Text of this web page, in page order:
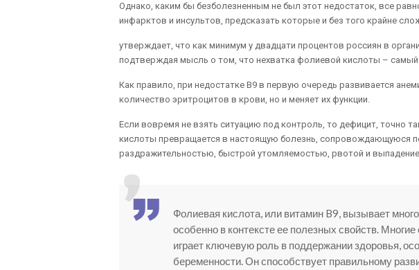
Однако, каким бы безболезненным не был этот недостаток, все
инфарктов и инсультов, предсказать которые и без того крайне
утверждает, что как минимум у двадцати процентов россиян в
подтверждая мысль о том, что нехватка фолиевой кислоты –
Как правило, при недостатке В9 в первую очередь развивается
количество эритроцитов в крови, но и меняет их функции.
Если вовремя не взять ситуацию под контроль, то дефицит, точно
кислоты превращается в настоящую болезнь, сопровождающуюся
раздражительностью, быстрой утомляемостью, рвотой и
Фолиевая кислота, или витамин B9, вызывает
особенно в контексте ее полезных свойств.
играет ключевую роль в поддержании здоровья,
беременности. Он способствует правильному